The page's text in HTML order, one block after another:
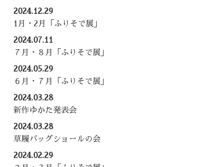
2024.12.29
1月・2月「ふりそで展」
2024.07.11
７月・８月「ふりそで展」
2024.05.29
６月・７月「ふりそで展」
2024.03.28
新作ゆかた発表会
2024.03.28
草履バッグショールの会
2024.02.29